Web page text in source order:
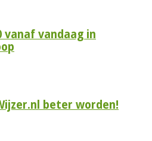
vanaf vandaag in
beter worden!